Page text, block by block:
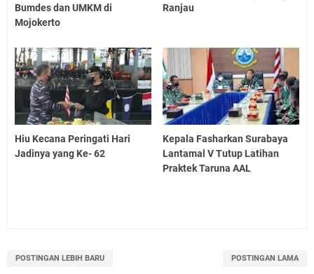
Bumdes dan UMKM di
Mojokerto
Ranjau
Hiu Kecana Peringati Hari
Jadinya yang Ke- 62
Kepala Fasharkan Surabaya
Lantamal V Tutup Latihan
Praktek Taruna AAL
POSTINGAN LEBIH BARU POSTINGAN LAMA